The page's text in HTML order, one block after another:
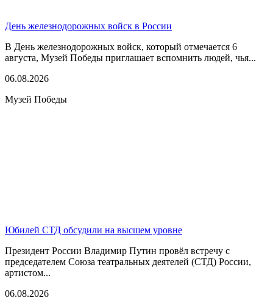
День железнодорожных войск в России
В День железнодорожных войск, который отмечается 6
августа, Музей Победы приглашает вспомнить людей, чья...
06.08.2026
Музей Победы
Юбилей СТД обсудили на высшем уровне
Президент России Владимир Путин провёл встречу с
председателем Союза театральных деятелей (СТД) России,
артистом...
06.08.2026